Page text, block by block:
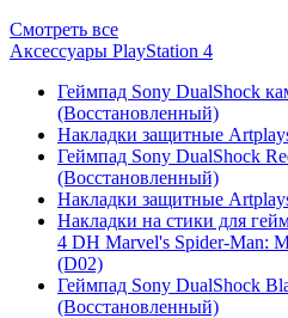
Смотреть все
Аксессуары PlayStation 4
Геймпад Sony DualShock
(Восстановленный)
Накладки защитные
Геймпад Sony DualShock
(Восстановленный)
Накладки защитные
Накладки на стики для
4 DH Marvel's Spider-Man:
(D02)
Геймпад Sony DualShock
(Восстановленный)